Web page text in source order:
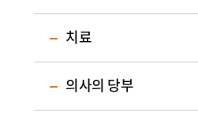
치료
의사의 당부